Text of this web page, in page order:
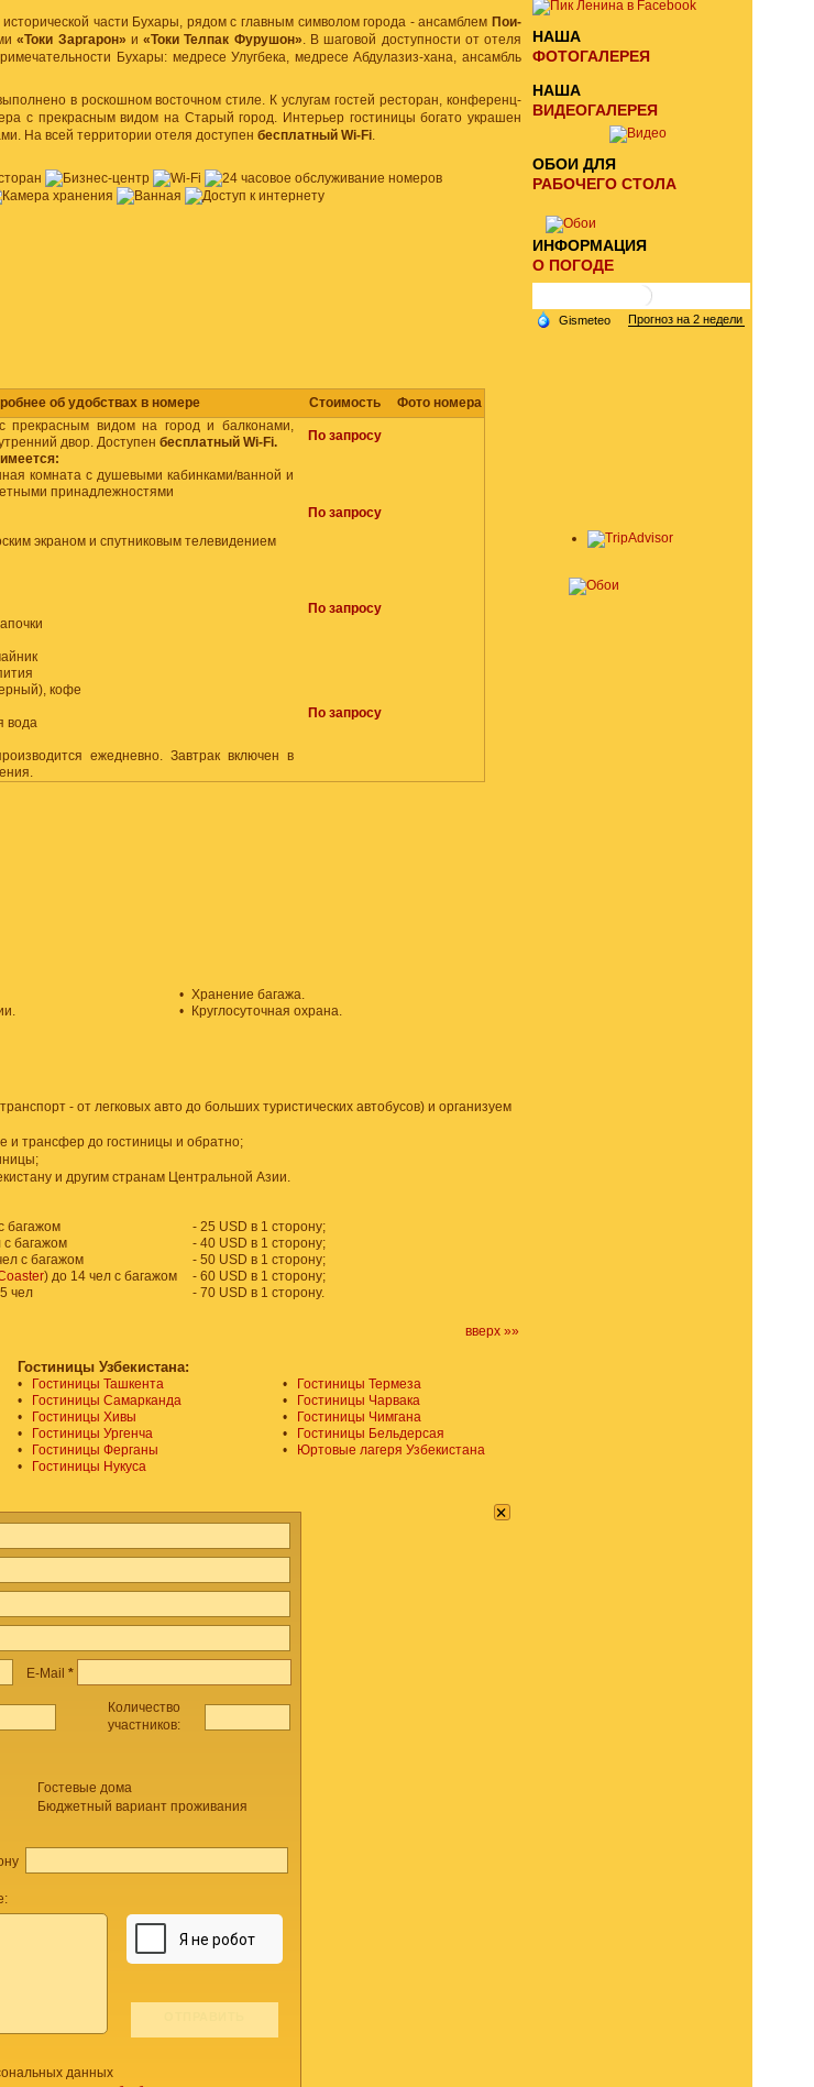
части Бухары, рядом с главным символом города - ансамблем Пои-
«Токи Заргарон» и«Токи Телпак Фурушон». В шаговой доступности от отеля
Бухары: медресе Улугбека, медресе Абдулазиз-хана, ансамбль
в роскошном восточном стиле. К услугам гостей ресторан, конференц-
с прекрасным видом на Старый город. Интерьер гостиницы богато украшен
На всей территории отеля доступен бесплатный Wi-Fi.
об удобствах в номере Стоимость
Фото номера
прекрасным видом на город и балконами,
двор. Доступен бесплатный Wi-Fi.
комната с душевыми кабинками/ванной и
принадлежностями
экраном и спутниковым телевидением
кофе
вода
ежедневно. Завтрак включен в
По запросу
По запросу
По запросу
По запросу
• Хранение багажа.
•
Круглосуточная охрана.
- от легковых авто до больших туристических автобусов) и организуем
и трансфер до гостиницы и обратно;
и другим странам Центральной Азии.
багажом
- 25 USD в 1 сторону;
с багажом
- 40 USD в 1 сторону;
с багажом
- 50 USD в 1 сторону;
) до 14 чел с багажом
- 60 USD в 1 сторону;
чел - 70 USD в 1 сторону.
вверх »»
Гостиницы Узбекистана:
•
Гостиницы Ташкента
•
Гостиницы Самарканда
•
Гостиницы Хивы
•
Гостиницы Ургенча
•
Гостиницы Ферганы
•
Гостиницы Нукуса
•
Гостиницы Термеза
•
Гостиницы Чарвака
•
Гостиницы Чимгана
•
Гостиницы Бельдерсая
•
Юртовые лагеря Узбекистана
×
E-Mail *
Количество
участников:
Гостевые дома
Бюджетный вариант проживания
данных
НАША
ФОТОГАЛЕРЕЯ
НАША
ВИДЕОГАЛЕРЕЯ
ОБОИ ДЛЯ
РАБОЧЕГО СТОЛА
ИНФОРМАЦИЯ
О ПОГОДЕ